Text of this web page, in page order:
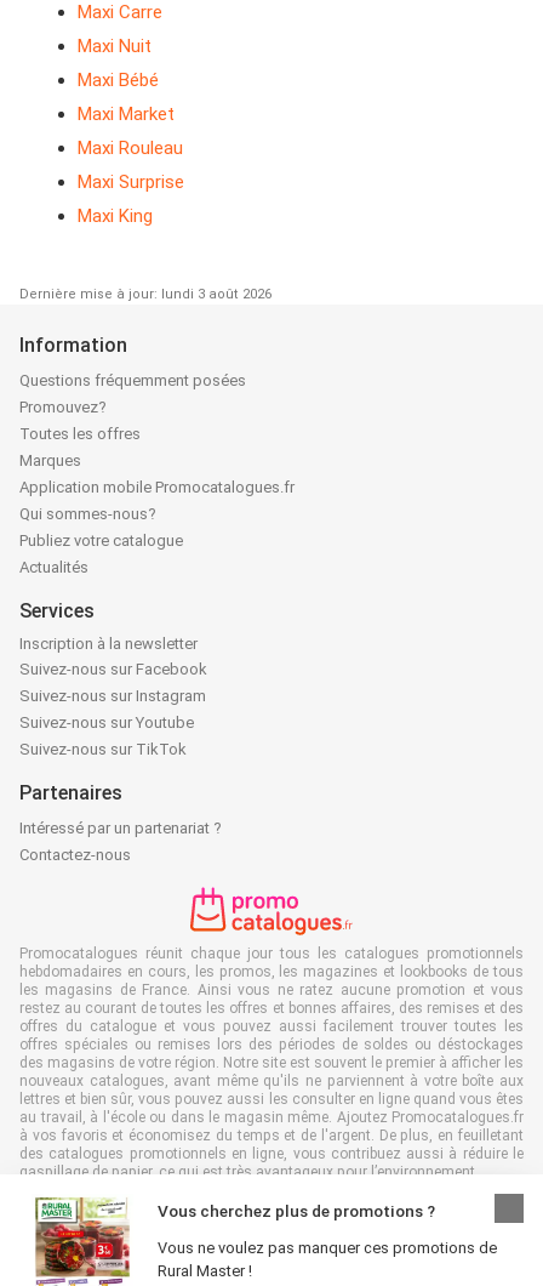
Maxi Carre
Maxi Nuit
Maxi Bébé
Maxi Market
Maxi Rouleau
Maxi Surprise
Maxi King
Dernière mise à jour: lundi 3 août 2026
Vous cherchez plus de promotions ?
Vous ne voulez pas manquer ces promotions de
Rural Master !
Information
Questions fréquemment posées
Promouvez?
Toutes les offres
Marques
Application mobile Promocatalogues.fr
Qui sommes-nous?
Publiez votre catalogue
Actualités
Services
Inscription à la newsletter
Suivez-nous sur Facebook
Suivez-nous sur Instagram
Suivez-nous sur Youtube
Suivez-nous sur TikTok
Partenaires
Intéressé par un partenariat ?
Contactez-nous
Promocatalogues réunit chaque jour tous les catalogues promotionnels
hebdomadaires en cours, les promos, les magazines et lookbooks de tous
les magasins de France. Ainsi vous ne ratez aucune promotion et vous
restez au courant de toutes les offres et bonnes affaires, des remises et des
offres du catalogue et vous pouvez aussi facilement trouver toutes les
offres spéciales ou remises lors des périodes de soldes ou déstockages
des magasins de votre région. Notre site est souvent le premier à afficher les
nouveaux catalogues, avant même qu'ils ne parviennent à votre boîte aux
lettres et bien sûr, vous pouvez aussi les consulter en ligne quand vous êtes
au travail, à l'école ou dans le magasin même. Ajoutez Promocatalogues.fr
à vos favoris et économisez du temps et de l'argent. De plus, en feuilletant
des catalogues promotionnels en ligne, vous contribuez aussi à réduire le
gaspillage de papier, ce qui est très avantageux pour l’environnement.